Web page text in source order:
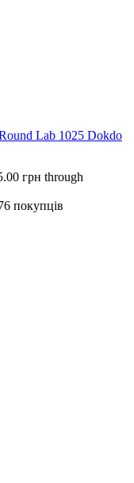
Lab 1025 Dokdo
грн through
покупців